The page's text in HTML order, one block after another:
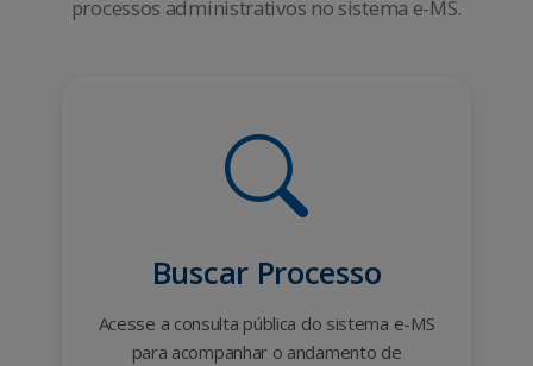
processos administrativos no sistema e-MS.
Buscar Processo
Acesse a consulta pública do sistema e-MS
para acompanhar o andamento de